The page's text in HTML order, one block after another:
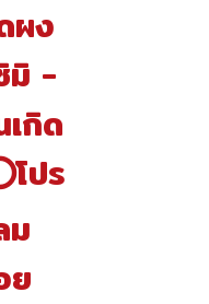
ผง
มิ -
กิด
โปร
ม
ย